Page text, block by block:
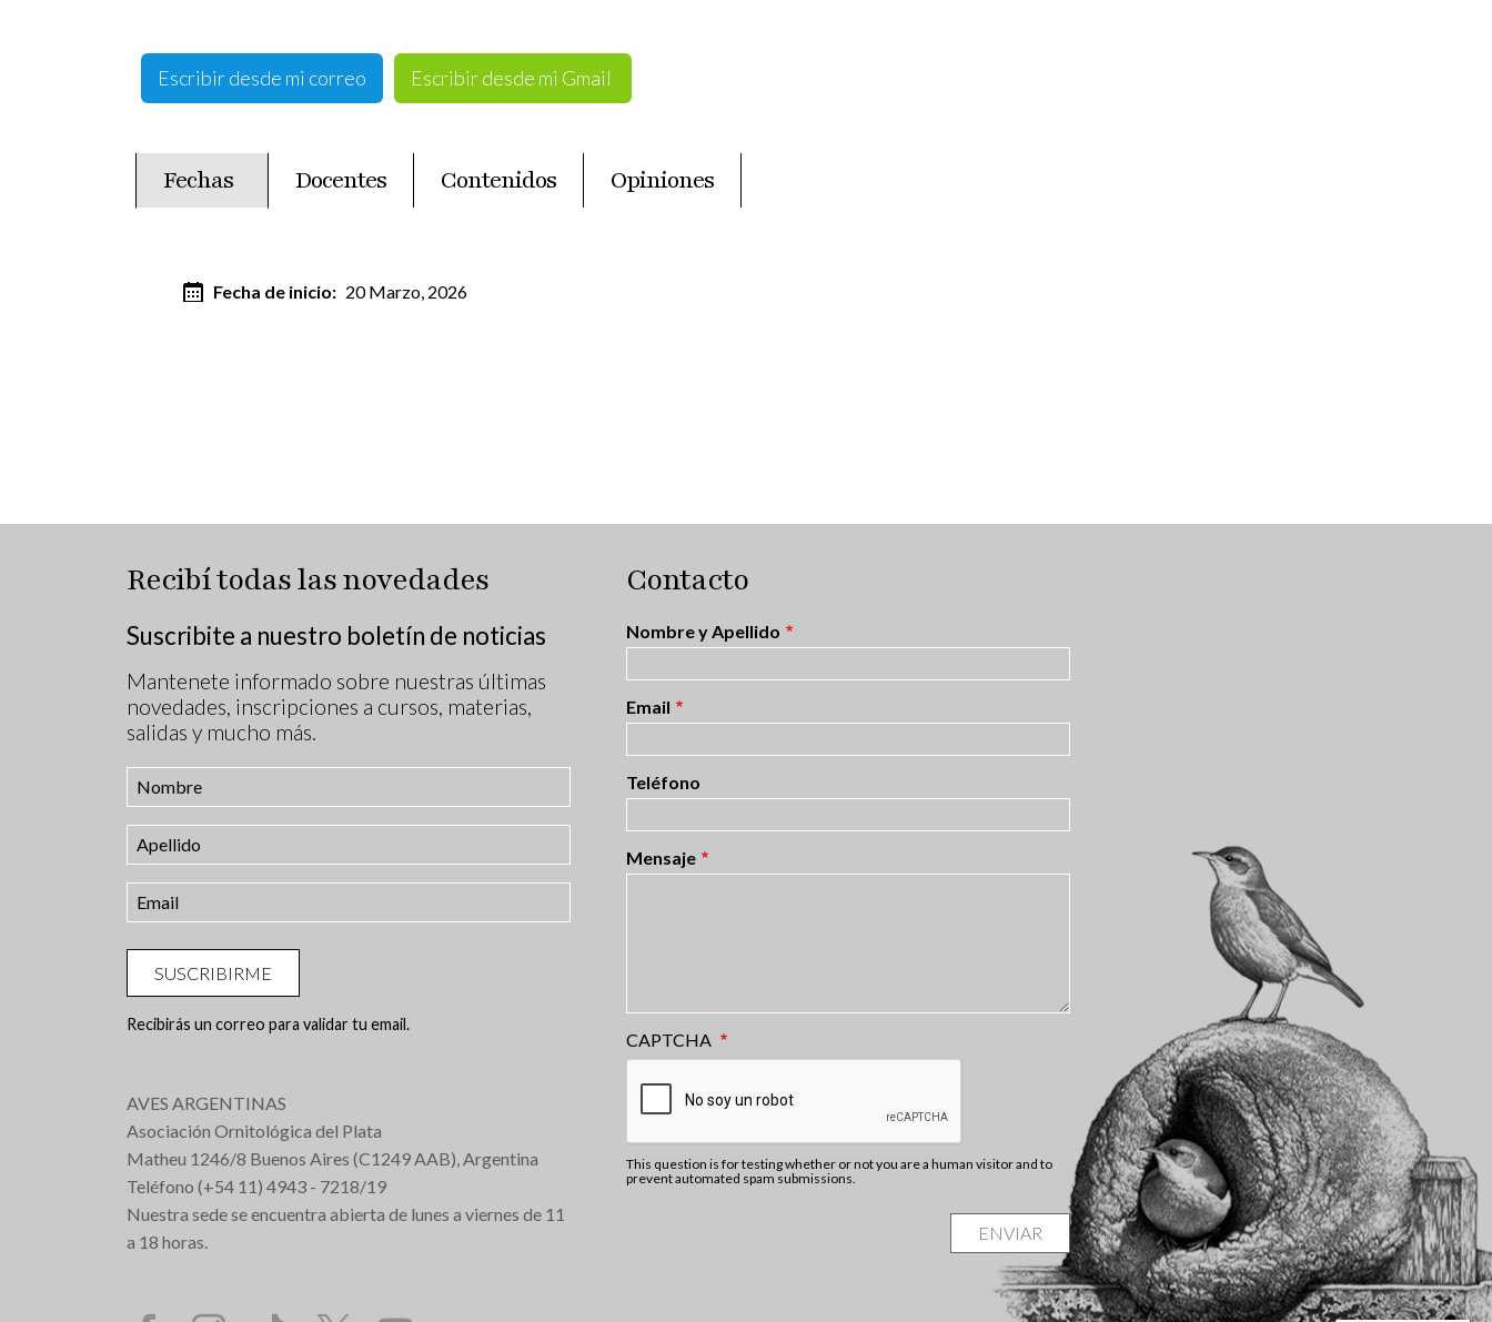
Escribir desde mi correo Escribir desde mi Gmail
Fechas
(solapa activa)
Docentes Contenidos Opiniones
Fecha de inicio 20 Marzo, 2026
Recibí todas las novedades
Suscribite a nuestro boletín de noticias
Mantenete informado sobre nuestras últimas
novedades, inscripciones a cursos, materias,
salidas y mucho más.
SUSCRIBIRME
Recibirás un correo para validar tu email.
AVES ARGENTINAS
Asociación Ornitológica del Plata
Matheu 1246/8 Buenos Aires (C1249 AAB), Argentina
Teléfono (+54 11) 4943 - 7218/19
Nuestra sede se encuentra abierta de lunes a viernes de 11
a 18 horas.
Contacto
Nombre y Apellido
Email
Teléfono
Mensaje
CAPTCHA
This question is for testing whether or not you are a human visitor and to
prevent automated spam submissions.